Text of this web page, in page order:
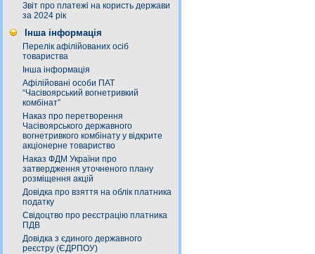
Звіт про платежі на користь держави
за 2024 рік
Інша інформація
Перелік афілійованих осіб
товариства
Інша інформація
Афілійовані особи ПАТ
“Часівоярський вогнетривкий
комбінат”
Наказ про перетворення
Часівоярського державного
вогнетривкого комбінату у відкрите
акціонерне товариство
Наказ ФДМ України про
затвердження уточненого плану
розміщення акцій
Довідка про взяття на облік платника
податку
Свідоцтво про реєстрацію платника
ПДВ
Довідка з єдиного державного
реєстру (ЄДРПОУ)